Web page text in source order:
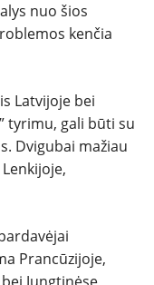
nuo šios
kenčia
Latvijoje bei
” tyrimu, gali būti su
Dvigubai mažiau
Prancūzijoje,